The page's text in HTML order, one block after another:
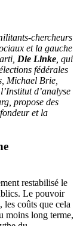
chercheurs
et la gauche
Die Linke , qui
fédérales
Michael Brie,
d’analyse
propose des
et la
restabilisé le
Le pouvoir
les coûts que cela
moins long terme,